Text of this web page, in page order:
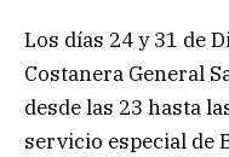
Los días 24 y 31 de
Costanera General
desde las 23 hasta
servicio especial de